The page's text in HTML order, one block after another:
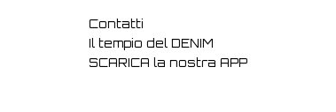
Contatti
Il tempio del DENIM
SCARICA la nostra APP